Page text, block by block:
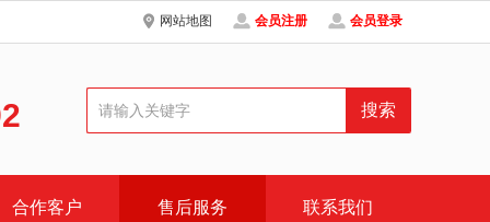
网站地图 会员注册 会员登录
合作客户 售后服务 联系我们